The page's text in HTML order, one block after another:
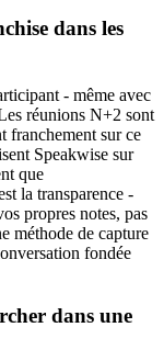
dans les
- même avec
réunions N+2 sont
franchement sur ce
Speakwise sur
que
la transparence -
propres notes, pas
méthode de capture
fondée
dans une